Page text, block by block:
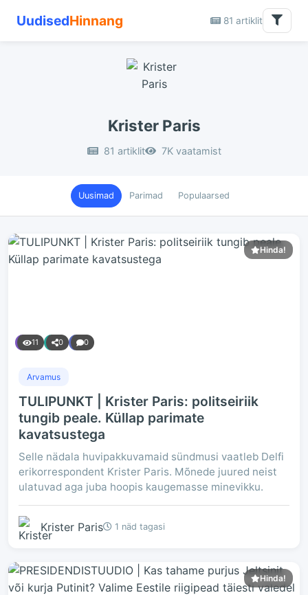
UudisedHinnang 81 artiklit
Krister Paris
81 artiklit 7K vaatamist
Uusimad Parimad Populaarsed
Hinda!
11 0 0
Arvamus
TULIPUNKT | Krister Paris: politseiriik
tungib peale. Küllap parimate
kavatsustega
Selle nädala huvipakkuvamaid sündmusi vaatleb Delfi
erikorrespondent Krister Paris. Mõnede juured neist
ulatuvad aga juba hoopis kaugemasse minevikku.
Krister Paris 1 näd tagasi
Hinda!